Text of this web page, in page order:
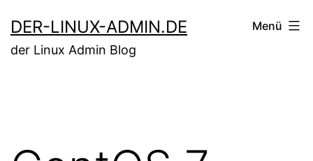
Inhalt
springen
DER-LINUX-ADMIN.DE
der Linux Admin Blog
Menü